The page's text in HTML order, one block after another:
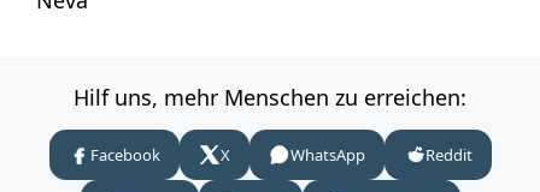
Hilf uns, mehr Menschen zu erreichen:
Facebook X WhatsApp Reddit